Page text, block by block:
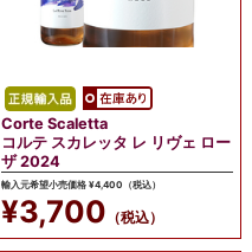
Corte Scaletta
コルテ スカレッタ レ リヴェ ロー
ザ 2024
輸入元希望小売価格 ¥4,400（税込）
¥3,700 （税込）